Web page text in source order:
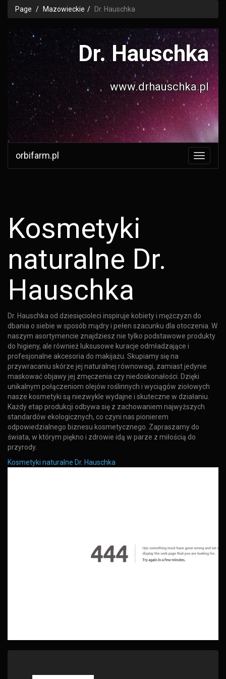
Page Mazowieckie Dr. Hauschka
Dr. Hauschka
www.drhauschka.pl
orbifarm.pl
Kosmetyki
naturalne Dr.
Hauschka
Dr. Hauschka od dziesięcioleci inspiruje kobiety i mężczyzn do
dbania o siebie w sposób mądry i pełen szacunku dla otoczenia. W
naszym asortymencie znajdziesz nie tylko podstawowe produkty
do higieny, ale również luksusowe kuracje odmładzające i
profesjonalne akcesoria do makijażu. Skupiamy się na
przywracaniu skórze jej naturalnej równowagi, zamiast jedynie
maskować objawy jej zmęczenia czy niedoskonałości. Dzięki
unikalnym połączeniom olejów roślinnych i wyciągów ziołowych
nasze kosmetyki są niezwykle wydajne i skuteczne w działaniu.
Każdy etap produkcji odbywa się z zachowaniem najwyższych
standardów ekologicznych, co czyni nas pionierem
odpowiedzialnego biznesu kosmetycznego. Zapraszamy do
świata, w którym piękno i zdrowie idą w parze z miłością do
przyrody.
Kosmetyki naturalne Dr. Hauschka